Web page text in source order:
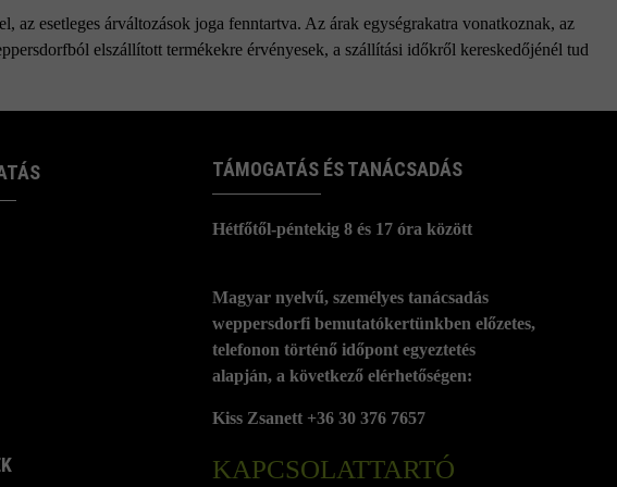
esetleges árváltozások joga fenntartva. Az árak egységrakatra vonatkoznak, az
elszállított termékekre érvényesek, a szállítási időkről kereskedőjénél tud
TÁMOGATÁS ÉS TANÁCSADÁS
Hétfőtől-péntekig 8 és 17 óra között
KAPCSOLATTARTÓ
Magyar nyelvű, személyes tanácsadás
weppersdorfi bemutatókertünkben előzetes,
telefonon történő időpont egyeztetés
alapján, a következő elérhetőségen:
Kiss Zsanett +36 30 376 7657